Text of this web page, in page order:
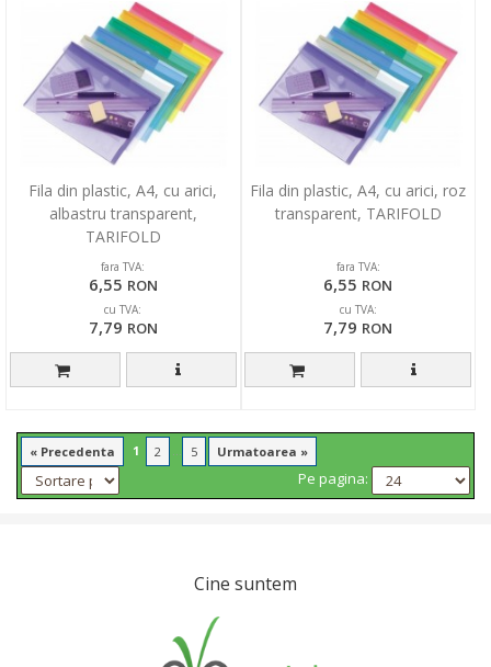
Fila din plastic, A4, cu arici,
albastru transparent,
TARIFOLD
fara TVA:
6,55 RON
cu TVA:
7,79 RON
Fila din plastic, A4, cu arici, roz
transparent, TARIFOLD
fara TVA:
6,55 RON
cu TVA:
7,79 RON
« Precedenta 1 2 5 Urmatoarea »
Pe pagina:
Cine suntem